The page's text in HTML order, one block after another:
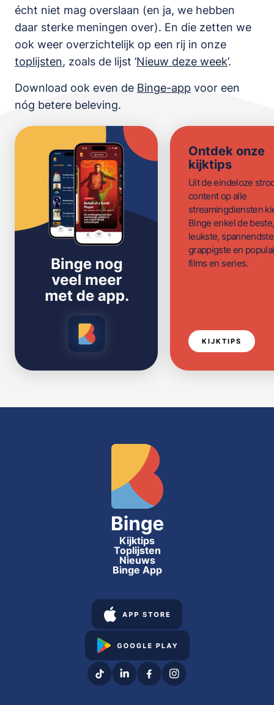
écht niet mag overslaan (en ja, we hebben
daar sterke meningen over). En die zetten we
ook weer overzichtelijk op een rij in onze
toplijsten, zoals de lijst ’Nieuw deze week’.
Download ook even de Binge-app voor een
nóg betere beleving.
Ontdek onze
kijktips
Uit de eindeloze
content op alle
streamingdiensten
Binge enkel de beste,
leukste,
grappigste en
films en series.
KIJKTIPS
Kijktips
Toplijsten
Nieuws
Binge App